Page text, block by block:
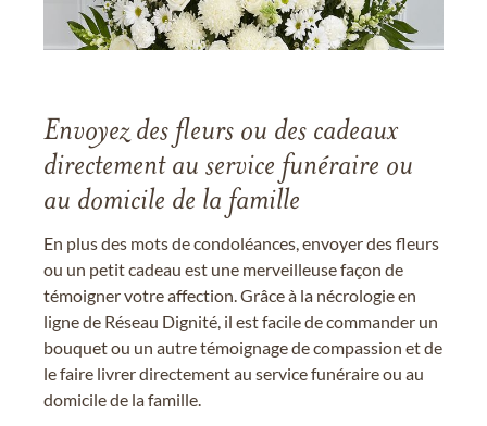
Envoyez des fleurs ou des cadeaux
directement au service funéraire ou
au domicile de la famille
En plus des mots de condoléances, envoyer des fleurs
ou un petit cadeau est une merveilleuse façon de
témoigner votre affection. Grâce à la nécrologie en
ligne de Réseau Dignité, il est facile de commander un
bouquet ou un autre témoignage de compassion et de
le faire livrer directement au service funéraire ou au
domicile de la famille.